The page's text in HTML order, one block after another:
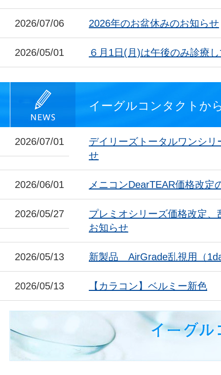
2026/07/06 2026年のお盆休みのお知らせ
2026/05/01 ６月1日(月)は午後のみ診療
イーグルコンタクトか
2026/07/01
デイリーズトータルワンシ
せ
2026/06/01 メニコンDearTEAR価格改定
2026/05/27
プレミオシリーズ価格改定
お知らせ
2026/05/13 新製品 AirGrade乱視用（
2026/05/13 【カラコン】ベルミー新色